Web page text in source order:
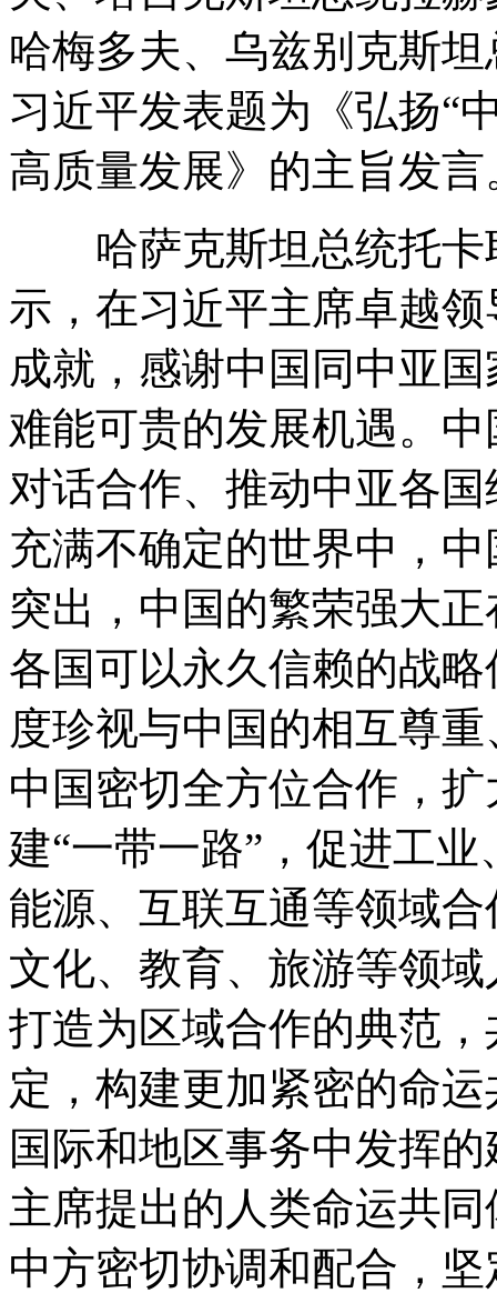
哈梅多夫、乌兹别克斯
习近平发表题为《弘扬“
高质量发展》的主旨发
哈萨克斯坦总统托卡
示，在习近平主席卓越
成就，感谢中国同中亚
难能可贵的发展机遇。
对话合作、推动中亚各
充满不确定的世界中，
突出，中国的繁荣强大
各国可以永久信赖的战
度珍视与中国的相互尊
中国密切全方位合作，
建“一带一路”，促进工
能源、互联互通等领域
文化、教育、旅游等领
打造为区域合作的典范
定，构建更加紧密的命
国际和地区事务中发挥
主席提出的人类命运共
中方密切协调和配合，